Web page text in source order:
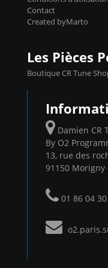
Contact
Created byMarto
Les Pièces
Boutique CR Tune
Damien CR
By O2
13, rue des
91150 Morigny
01 86 04 30